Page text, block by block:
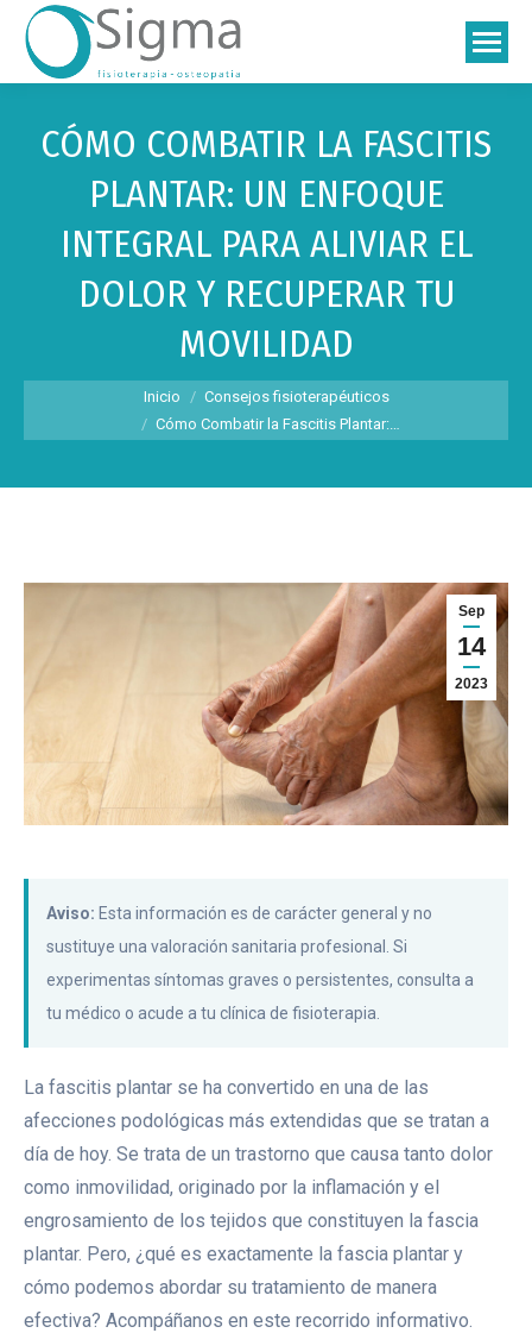
CÓMO COMBATIR LA FASCITIS
PLANTAR: UN ENFOQUE
INTEGRAL PARA ALIVIAR EL
DOLOR Y RECUPERAR TU
MOVILIDAD
Estás aquí:
Inicio
Consejos fisioterapéuticos
Cómo Combatir la Fascitis Plantar:…
Sep
14
2023
Aviso: Esta información es de carácter general y no
sustituye una valoración sanitaria profesional. Si
experimentas síntomas graves o persistentes, consulta a
tu médico o acude a tu clínica de fisioterapia.
La fascitis plantar se ha convertido en una de las
afecciones podológicas más extendidas que se tratan a
día de hoy. Se trata de un trastorno que causa tanto dolor
como inmovilidad, originado por la inflamación y el
engrosamiento de los tejidos que constituyen la fascia
plantar. Pero, ¿qué es exactamente la fascia plantar y
cómo podemos abordar su tratamiento de manera
efectiva? Acompáñanos en este recorrido informativo.